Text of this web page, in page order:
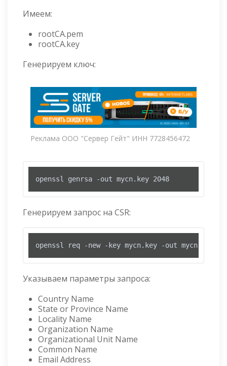
Имеем:
rootCA.pem
rootCA.key
Генерируем ключ:
Реклама ООО "Сервер Гейт" ИНН 7728456472
openssl genrsa -out mycn.key 2048
Генерируем запрос на CSR:
openssl req -new -key mycn.key -out mycn.csr
Указываем параметры запроса:
Country Name
State or Province Name
Locality Name
Organization Name
Organizational Unit Name
Common Name
Email Address